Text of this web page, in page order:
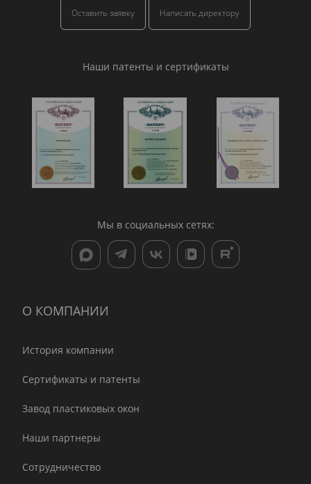
Оставить заявку Написать директору
Наши патенты и сертификаты
Мы в социальных сетях:
О КОМПАНИИ
История компании
Сертификаты и патенты
Завод пластиковых окон
Наши партнеры
Сотрудничество